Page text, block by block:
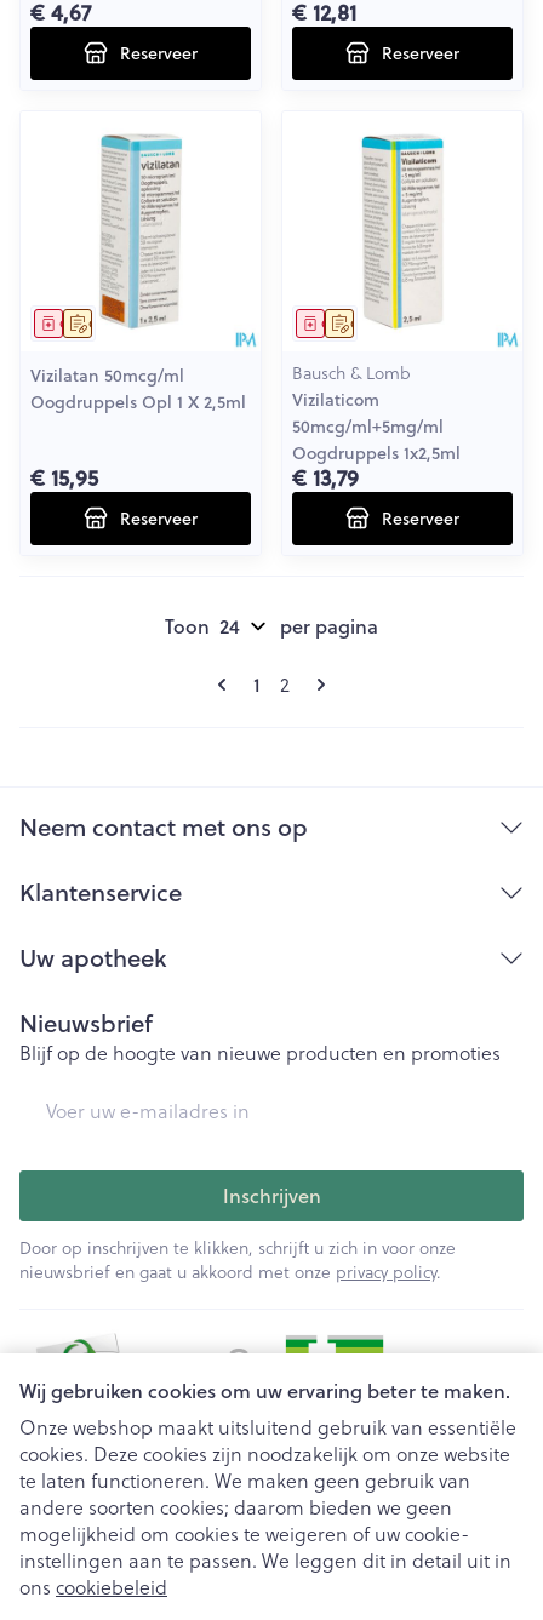
Wij gebruiken cookies om uw ervaring beter te maken.
Onze webshop maakt uitsluitend gebruik van essentiële
cookies. Deze cookies zijn noodzakelijk om onze website
te laten functioneren. We maken geen gebruik van
andere soorten cookies; daarom bieden we geen
mogelijkheid om cookies te weigeren of uw cookie-
instellingen aan te passen. We leggen dit in detail uit in
ons cookiebeleid
€ 4,67
Reserveer
€ 12,81
Reserveer
Op voorschrift
Geneesmiddel
Vizilatan 50mcg/ml
Oogdruppels Opl 1 X 2,5ml
€ 15,95
Reserveer
Op voorschrift
Geneesmiddel
Bausch & Lomb
Vizilaticom
50mcg/ml+5mg/ml
Oogdruppels 1x2,5ml
€ 13,79
Reserveer
Pagina's
U lees momenteel pagina
1 Pagina
2
Toon per pagina
Neem contact met ons op
Klantenservice
Uw apotheek
Nieuwsbrief
Blijf op de hoogte van nieuwe producten en promoties
Inschrijven
Door op inschrijven te klikken, schrijft u zich in voor onze
nieuwsbrief en gaat u akkoord met onze privacy policy.
Juridische links